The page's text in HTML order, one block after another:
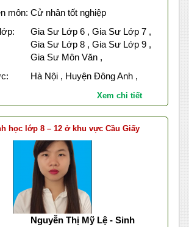
môn: Cử nhân tốt nghiệp
Gia Sư Lớp 6 , Gia Sư Lớp 7 ,
Gia Sư Lớp 8 , Gia Sư Lớp 9 ,
Gia Sư Môn Văn ,
Hà Nội , Huyện Đông Anh ,
Xem chi tiết
học lớp 8 – 12 ở khu vực Cầu Giấy
Nguyễn Thị Mỹ Lệ - Sinh